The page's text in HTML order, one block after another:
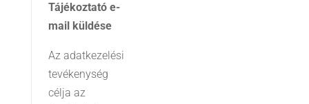
Tájékoztató e-
mail küldése
Az adatkezelési
tevékenység
célja az